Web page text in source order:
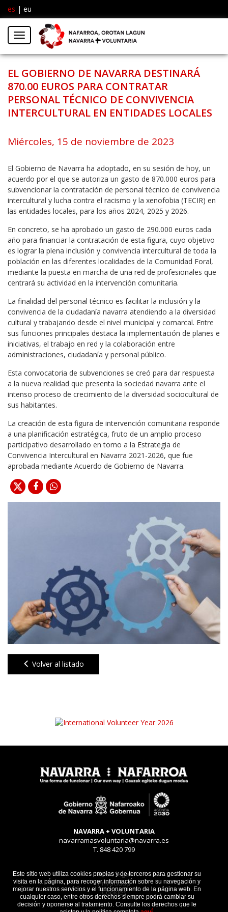
Este sitio web utiliza cookies propias y de terceros para gestionar su
visita en la página, para recoger información sobre su navegación y
mejorar nuestros servicios y el funcionamiento de la página web. En
cualquier caso, entre otros derechos siempre podrá cambiar su
decisión y oponerse al tratamiento. Consulte los derechos que le
es | eu
Menú
EL GOBIERNO DE NAVARRA DESTINARÁ
870.00 EUROS PARA CONTRATAR
PERSONAL TÉCNICO DE CONVIVENCIA
INTERCULTURAL EN ENTIDADES LOCALES
Miércoles, 15 de noviembre de 2023
El Gobierno de Navarra ha adoptado, en su sesión de hoy, un
acuerdo por el que se autoriza un gasto de 870.000 euros para
subvencionar la contratación de personal técnico de convivencia
intercultural y lucha contra el racismo y la xenofobia (TECIR) en
las entidades locales, para los años 2024, 2025 y 2026.
En concreto, se ha aprobado un gasto de 290.000 euros cada
año para financiar la contratación de esta figura, cuyo objetivo
es lograr la plena inclusión y convivencia intercultural de toda la
población en las diferentes localidades de la Comunidad Foral,
mediante la puesta en marcha de una red de profesionales que
centrará su actividad en la intervención comunitaria.
La finalidad del personal técnico es facilitar la inclusión y la
convivencia de la ciudadanía navarra atendiendo a la diversidad
cultural y trabajando desde el nivel municipal y comarcal. Entre
sus funciones principales destaca la implementación de planes e
iniciativas, el trabajo en red y la colaboración entre
administraciones, ciudadanía y personal público.
Esta convocatoria de subvenciones se creó para dar respuesta
a la nueva realidad que presenta la sociedad navarra ante el
intenso proceso de crecimiento de la diversidad sociocultural de
sus habitantes.
La creación de esta figura de intervención comunitaria responde
a una planificación estratégica, fruto de un amplio proceso
participativo desarrollado en torno a la Estrategia de
Convivencia Intercultural en Navarra 2021-2026, que fue
aprobada mediante Acuerdo de Gobierno de Navarra.
Volver al listado
NAVARRA + VOLUNTARIA
navarramasvoluntaria@navarra.es
T. 848 420 799
Aviso legal
Privacidad
Cookies